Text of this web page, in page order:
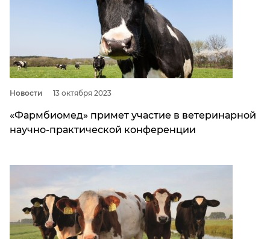
Новости 13 октября 2023
«Фармбиомед» примет участие в ветеринарной
научно-практической конференции